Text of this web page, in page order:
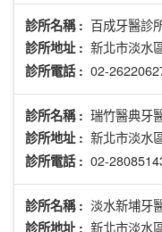
診所名稱 : 百成牙醫診
診所地址 : 新北市淡水
診所電話 : 02-
診所名稱 : 瑞竹醫典牙
診所地址 : 新北市淡水
診所電話 : 02-
診所名稱 : 淡水新埔牙
診所地址 : 新北市淡水